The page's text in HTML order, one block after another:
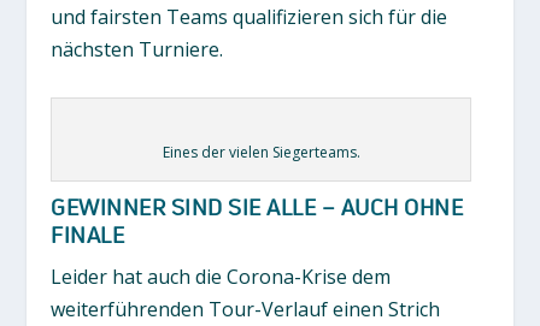
und fairsten Teams qualifizieren sich für die
nächsten Turniere.
Eines der vielen Siegerteams.
GEWINNER SIND SIE ALLE – AUCH OHNE
FINALE
Leider hat auch die Corona-Krise dem
weiterführenden Tour-Verlauf einen Strich